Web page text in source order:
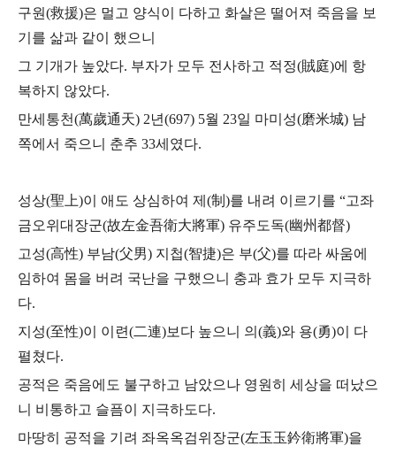
구원(救援)은 멀고 양식이 다하고 화살은 떨어져 죽음을 보
기를 삶과 같이 했으니
그 기개가 높았다. 부자가 모두 전사하고 적정(賊庭)에 항
복하지 않았다.
만세통천(萬歲通天) 2년(697) 5월 23일 마미성(磨米城) 남
쪽에서 죽으니 춘추 33세였다.
성상(聖上)이 애도 상심하여 제(制)를 내려 이르기를 “고좌
금오위대장군(故左金吾衛大將軍) 유주도독(幽州都督)
고성(高性) 부남(父男) 지첩(智捷)은 부(父)를 따라 싸움에
임하여 몸을 버려 국난을 구했으니 충과 효가 모두 지극하
다.
지성(至性)이 이련(二連)보다 높으니 의(義)와 용(勇)이 다
펼쳤다.
공적은 죽음에도 불구하고 남았으나 영원히 세상을 떠났으
니 비통하고 슬픔이 지극하도다.
마땅히 공적을 기려 좌옥옥검위장군(左玉玉鈐衛將軍)을